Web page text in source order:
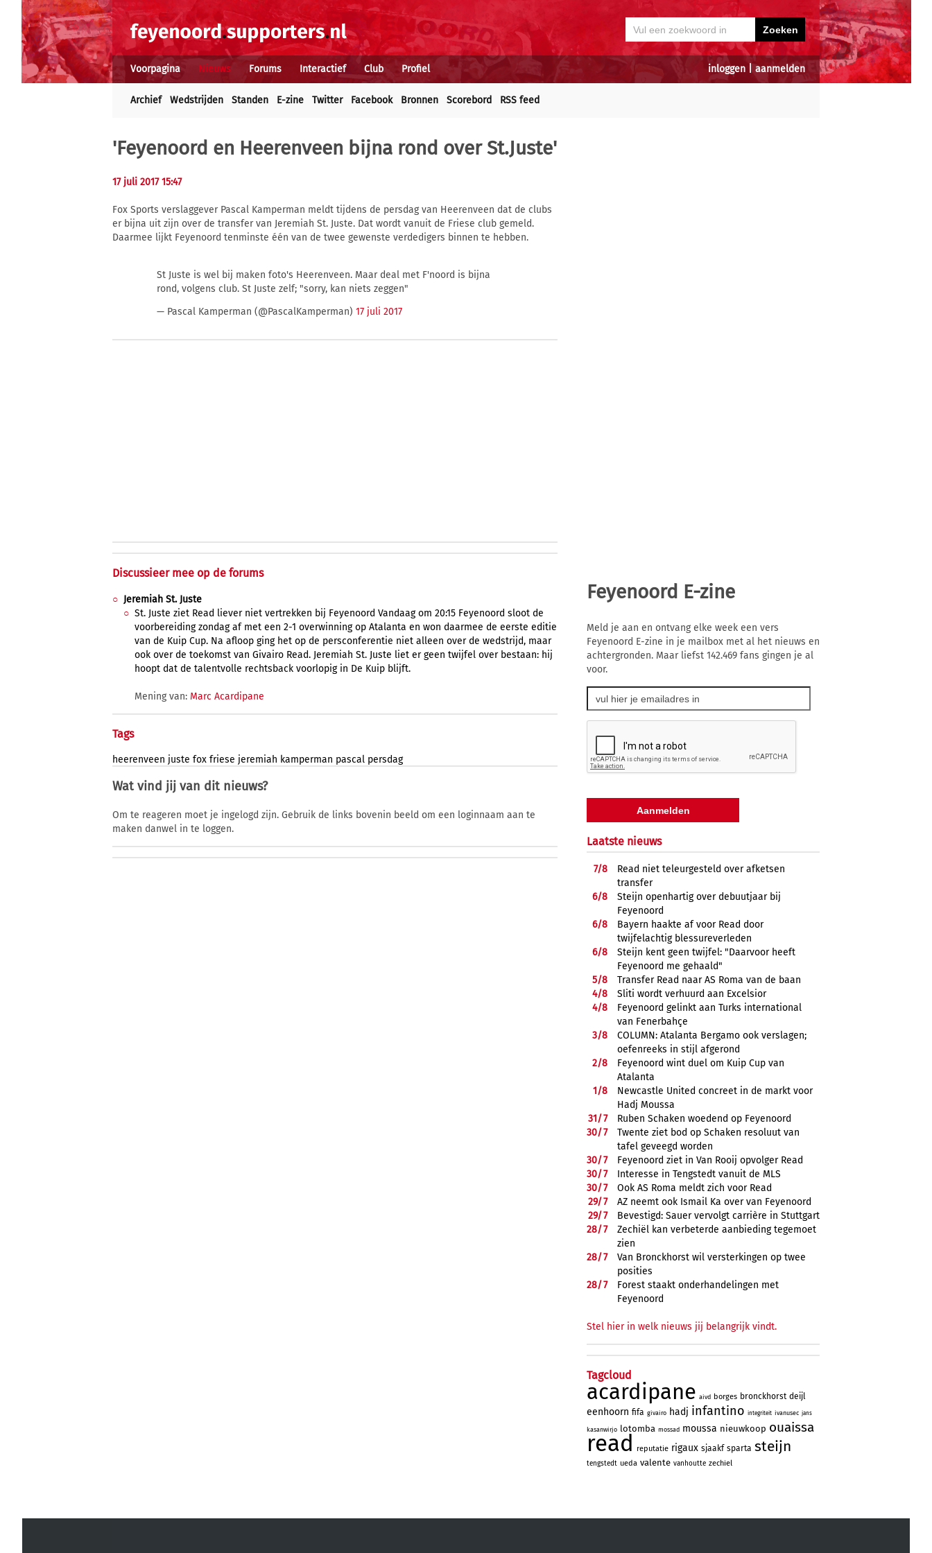
inloggen aanmelden
Voorpagina Nieuws Forums Interactief Club Profiel
Archief Wedstrijden Standen E-zine Twitter Facebook Bronnen Scorebord RSS feed
'Feyenoord en Heerenveen bijna rond over St.Juste'
17 juli 2017 15:47
Fox Sports verslaggever Pascal Kamperman meldt tijdens de persdag van Heerenveen dat de clubs
er bijna uit zijn over de transfer van Jeremiah St. Juste. Dat wordt vanuit de Friese club gemeld.
Daarmee lijkt Feyenoord tenminste één van de twee gewenste verdedigers binnen te hebben.
St Juste is wel bij maken foto's Heerenveen. Maar deal met F'noord is bijna
rond, volgens club. St Juste zelf; "sorry, kan niets zeggen"
— Pascal Kamperman (@PascalKamperman)17 juli 2017
Discussieer mee op de forums
Jeremiah St. Juste
St. Juste ziet Read liever niet vertrekken bij Feyenoord Vandaag om 20:15 Feyenoord sloot de
voorbereiding zondag af met een 2-1 overwinning op Atalanta en won daarmee de eerste editie
van de Kuip Cup. Na afloop ging het op de persconferentie niet alleen over de wedstrijd, maar
ook over de toekomst van Givairo Read. Jeremiah St. Juste liet er geen twijfel over bestaan: hij
hoopt dat de talentvolle rechtsback voorlopig in De Kuip blijft.
Mening van: Marc Acardipane
Tags
heerenveen juste fox friese jeremiah kamperman pascal persdag
Wat vind jij van dit nieuws?
Om te reageren moet je ingelogd zijn. Gebruik de links bovenin beeld om een loginnaam aan te
maken danwel in te loggen.
Feyenoord E-zine
Meld je aan en ontvang elke week een vers
Feyenoord E-zine in je mailbox met al het nieuws en
achtergronden. Maar liefst 142.469 fans gingen je al
voor.
Laatste nieuws
7/8
Read niet teleurgesteld over afketsen
transfer
6/8
Steijn openhartig over debuutjaar bij
Feyenoord
6/8
Bayern haakte af voor Read door
twijfelachtig blessureverleden
6/8
Steijn kent geen twijfel: "Daarvoor heeft
Feyenoord me gehaald"
5/8
Transfer Read naar AS Roma van de baan
4/8
Sliti wordt verhuurd aan Excelsior
4/8
Feyenoord gelinkt aan Turks international
van Fenerbahçe
3/8
COLUMN: Atalanta Bergamo ook verslagen;
oefenreeks in stijl afgerond
2/8
Feyenoord wint duel om Kuip Cup van
Atalanta
1/8
Newcastle United concreet in de markt voor
Hadj Moussa
31/7
Ruben Schaken woedend op Feyenoord
30/7
Twente ziet bod op Schaken resoluut van
tafel geveegd worden
30/7
Feyenoord ziet in Van Rooij opvolger Read
30/7
Interesse in Tengstedt vanuit de MLS
30/7
Ook AS Roma meldt zich voor Read
29/7
AZ neemt ook Ismail Ka over van Feyenoord
29/7
Bevestigd: Sauer vervolgt carrière in Stuttgart
28/7
Zechiël kan verbeterde aanbieding tegemoet
zien
28/7
Van Bronckhorst wil versterkingen op twee
posities
28/7
Forest staakt onderhandelingen met
Feyenoord
Stel hier in welk nieuws jij belangrijk vindt.
Tagcloud
acardipane aivd borges bronckhorst deijl
eenhoorn fifa givairo hadj infantino integriteit ivanusec jans
kasanwirjo lotomba mossad moussa nieuwkoop ouaissa
read reputatie rigaux sjaakf sparta steijn
tengstedt ueda valente vanhoutte zechiel